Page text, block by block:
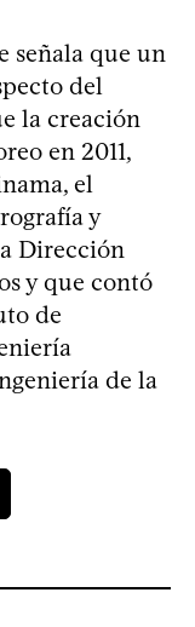
señala que un
del
la creación
en 2011,
el
y
Dirección
y que contó
de
de la